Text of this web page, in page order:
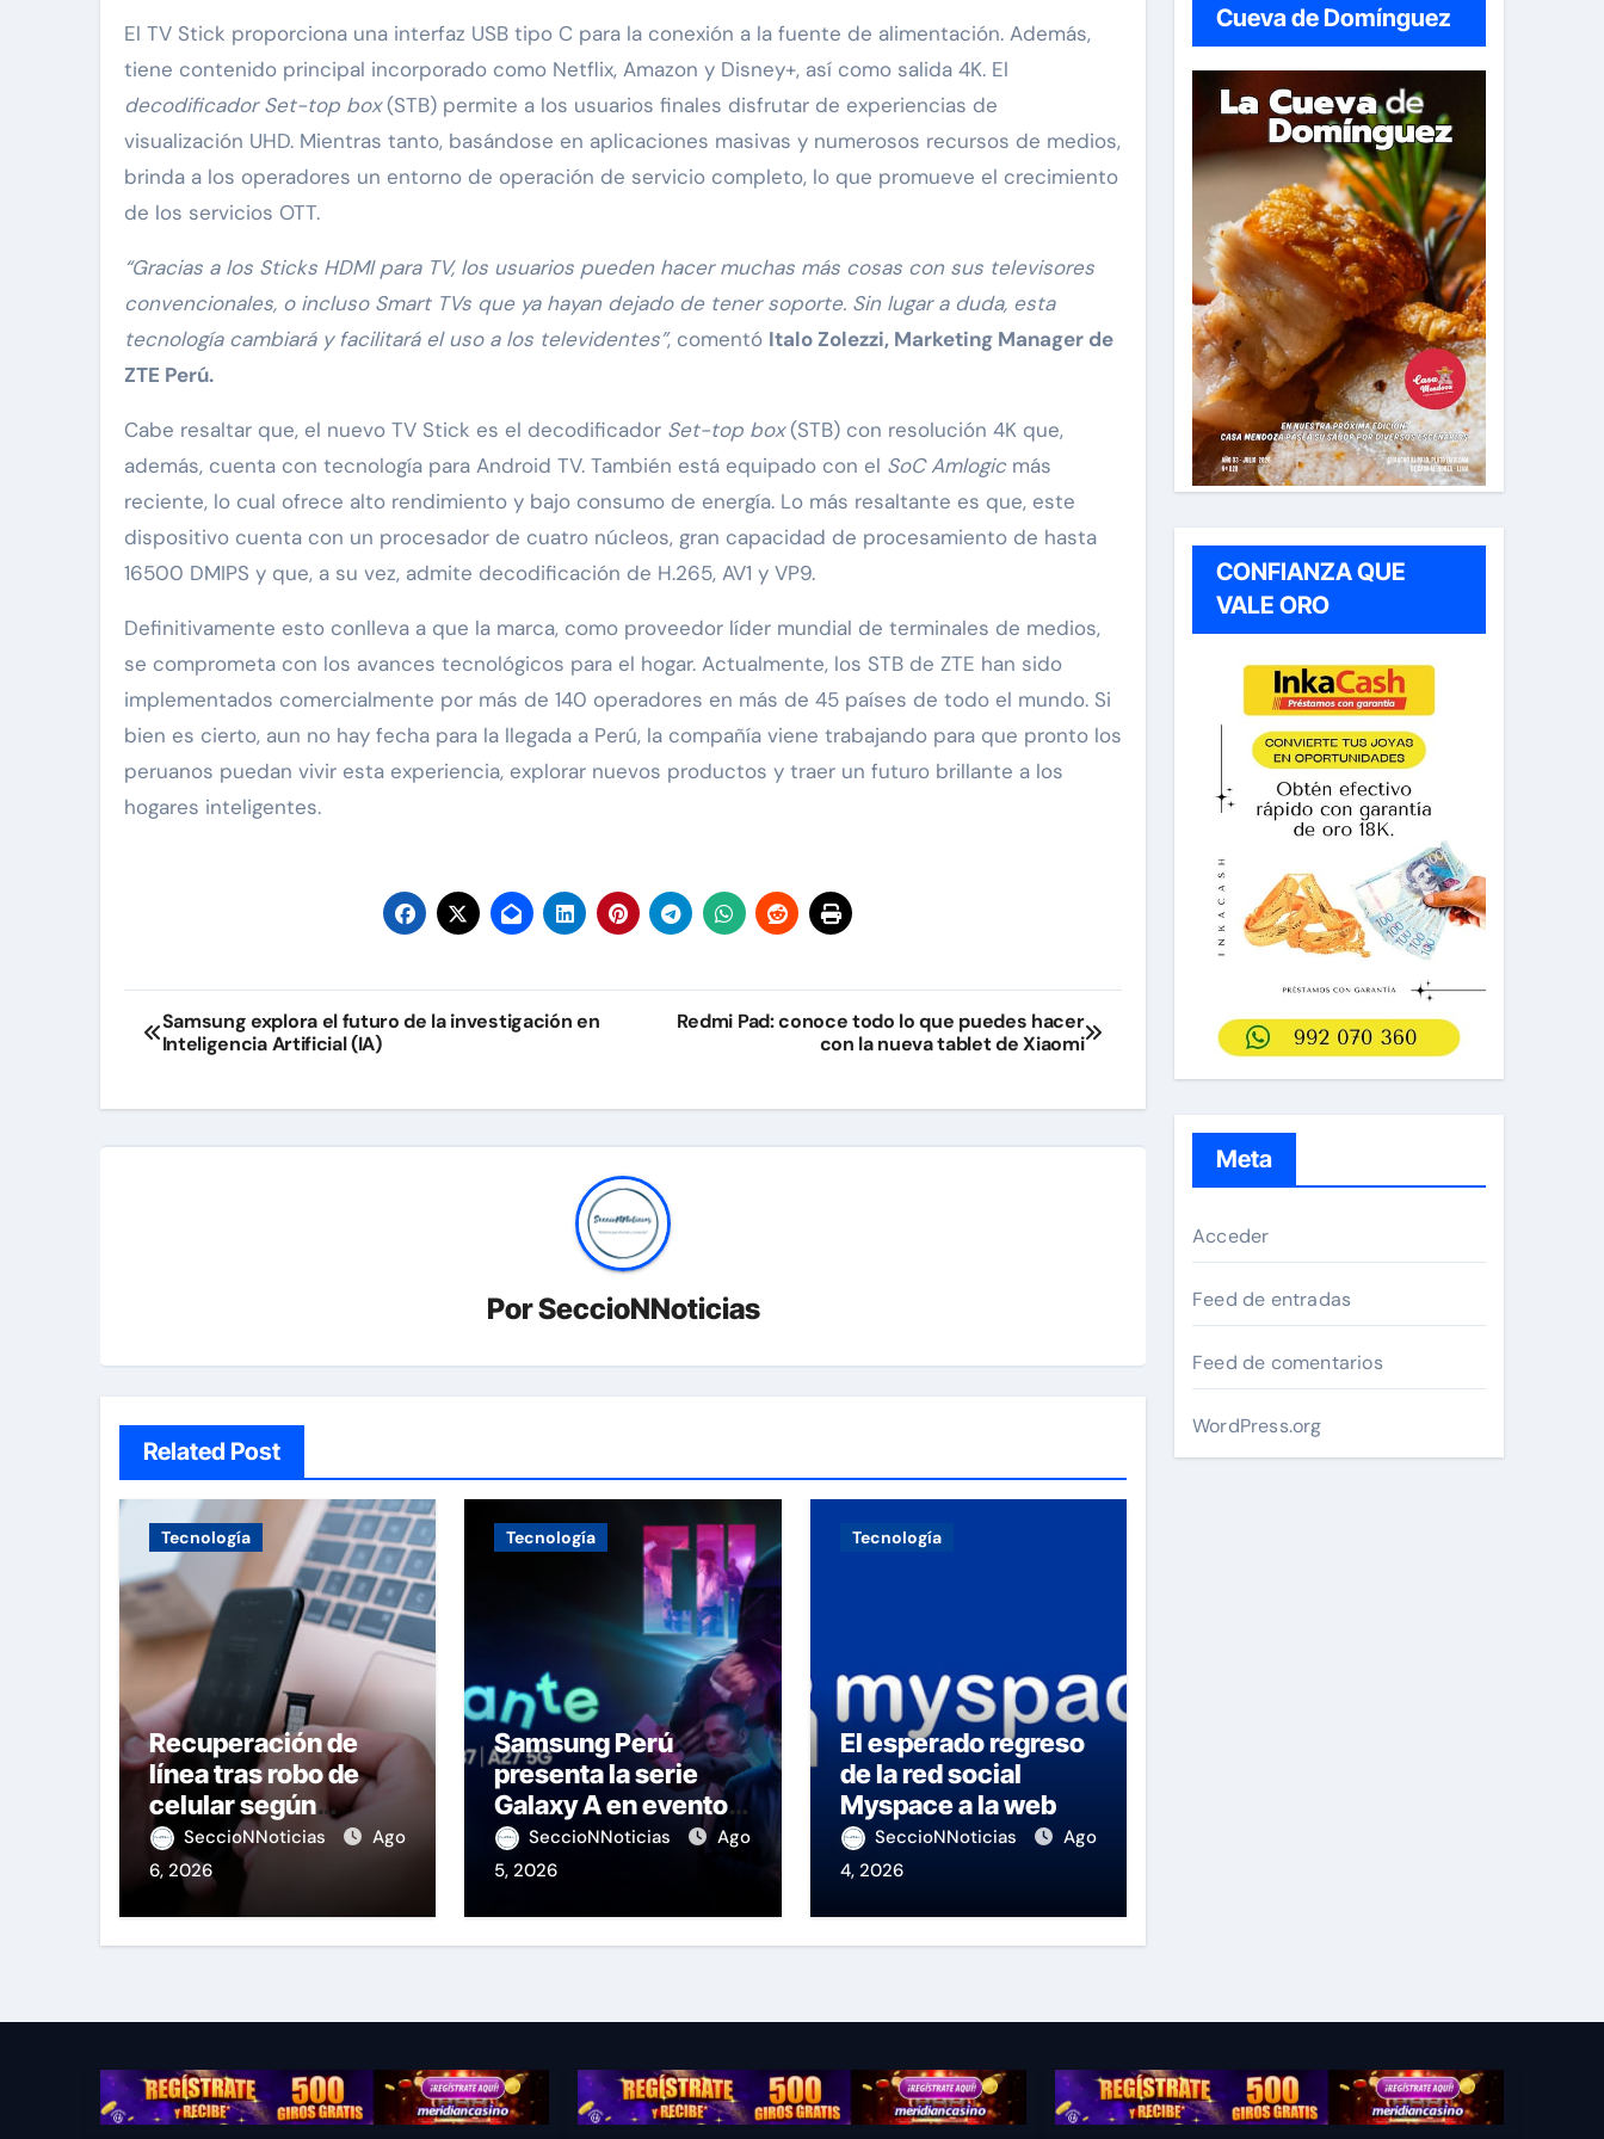
El TV Stick proporciona una interfaz USB tipo C para la conexión a la fuente de alimentación. Además,
tiene contenido principal incorporado como Netflix, Amazon y Disney+, así como salida 4K. El
decodificador Set-top box(STB) permite a los usuarios finales disfrutar de experiencias de
visualización UHD. Mientras tanto, basándose en aplicaciones masivas y numerosos recursos de medios,
brinda a los operadores un entorno de operación de servicio completo, lo que promueve el crecimiento
de los servicios OTT.
“Gracias a los Sticks HDMI para TV, los usuarios pueden hacer muchas más cosas con sus televisores
convencionales, o incluso Smart TVs que ya hayan dejado de tener soporte. Sin lugar a duda, esta
tecnología cambiará y facilitará el uso a los televidentes”, comentó Italo Zolezzi, Marketing Manager de
ZTE Perú.
Cabe resaltar que, el nuevo TV Stick es el decodificador Set-top box(STB) con resolución 4K que,
además, cuenta con tecnología para Android TV. También está equipado con el SoC Amlogicmás
reciente, lo cual ofrece alto rendimiento y bajo consumo de energía. Lo más resaltante es que, este
dispositivo cuenta con un procesador de cuatro núcleos, gran capacidad de procesamiento de hasta
16500 DMIPS y que, a su vez, admite decodificación de H.265, AV1 y VP9.
Definitivamente esto conlleva a que la marca, como proveedor líder mundial de terminales de medios,
se comprometa con los avances tecnológicos para el hogar. Actualmente, los STB de ZTE han sido
implementados comercialmente por más de 140 operadores en más de 45 países de todo el mundo. Si
bien es cierto, aun no hay fecha para la llegada a Perú, la compañía viene trabajando para que pronto los
peruanos puedan vivir esta experiencia, explorar nuevos productos y traer un futuro brillante a los
hogares inteligentes.
Navegación
de
entradas
Samsung explora el futuro de la investigación en
Inteligencia Artificial (IA)
Redmi Pad: conoce todo lo que puedes hacer
con la nueva tablet de Xiaomi
PorSeccioNNoticias
Related Post
Tecnología
Recuperación de
línea tras robo de
celular según
OSIPTEL
SeccioNNoticias
Ago
6, 2026
Tecnología
Samsung Perú
presenta la serie
Galaxy A en evento
de K-Pop
SeccioNNoticias
Ago
5, 2026
Tecnología
El esperado regreso
de la red social
Myspace a la web
SeccioNNoticias
Ago
4, 2026
Cueva de Domínguez
CONFIANZA QUE
VALE ORO
Meta
Acceder
Feed de entradas
Feed de comentarios
WordPress.org